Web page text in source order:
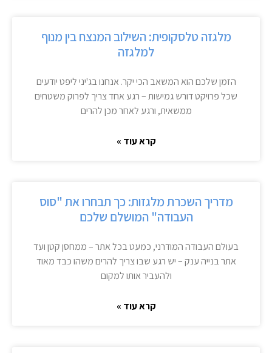
מלגזה טלסקופית: השילוב המנצח בין מנוף
למלגזה
הזמן שלכם הוא המשאב הכי יקר. אנחנו בג'יני ליפט יודעים
שכל פרויקט דורש גמישות – רגע אחד צריך לפרוק משטחים
ממשאית, ורגע לאחר מכן להרים
קרא עוד »
מדריך השכרת מלגזות: כך תבחרו את "סוס
העבודה" המושלם שלכם
בעולם העבודה המודרני, כמעט בכל אתר – ממחסן קטן ועד
אתר בנייה ענק – יש רגע שבו צריך להרים משהו כבד מאוד
ולהעביר אותו למקום
קרא עוד »